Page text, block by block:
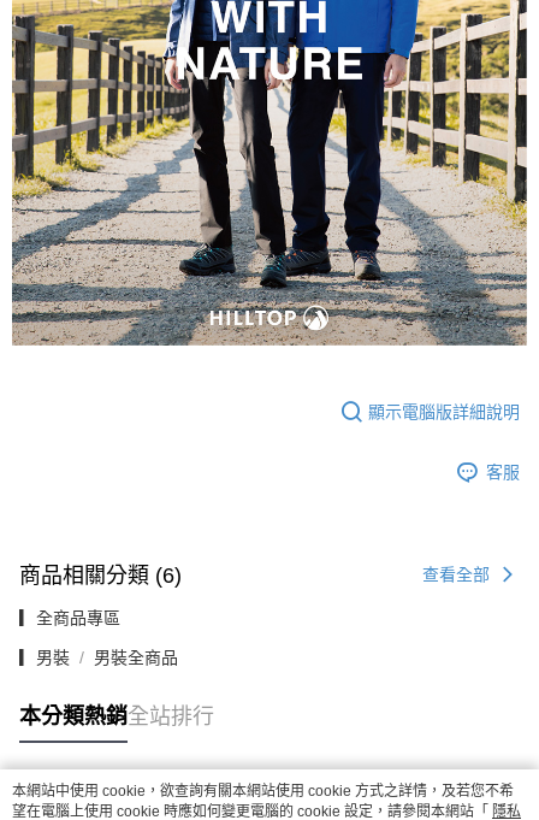
顯示電腦版詳細說明
客服
商品相關分類 (6) 查看全部
▎全商品專區
▎男裝 男裝全商品
本分類熱銷全站排行
熱門標籤
本網站中使用 cookie，欲查詢有關本網站使用 cookie 方式之詳情，及若您不希
望在電腦上使用 cookie 時應如何變更電腦的 cookie 設定，請參閱本網站「 隱私